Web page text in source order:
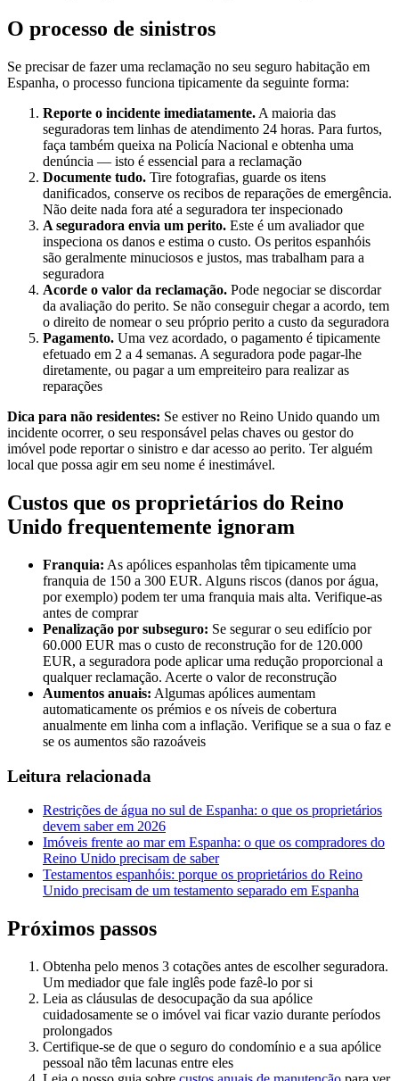
O processo de sinistros
Se precisar de fazer uma reclamação no seu seguro habitação em
Espanha, o processo funciona tipicamente da seguinte forma:
Reporte o incidente imediatamente. A maioria das
seguradoras tem linhas de atendimento 24 horas. Para furtos,
faça também queixa na Policía Nacional e obtenha uma
denúncia — isto é essencial para a reclamação
Documente tudo. Tire fotografias, guarde os itens
danificados, conserve os recibos de reparações de emergência.
Não deite nada fora até a seguradora ter inspecionado
A seguradora envia um perito. Este é um avaliador que
inspeciona os danos e estima o custo. Os peritos espanhóis
são geralmente minuciosos e justos, mas trabalham para a
seguradora
Acorde o valor da reclamação. Pode negociar se discordar
da avaliação do perito. Se não conseguir chegar a acordo, tem
o direito de nomear o seu próprio perito a custo da seguradora
Pagamento. Uma vez acordado, o pagamento é tipicamente
efetuado em 2 a 4 semanas. A seguradora pode pagar-lhe
diretamente, ou pagar a um empreiteiro para realizar as
reparações
Dica para não residentes: Se estiver no Reino Unido quando um
incidente ocorrer, o seu responsável pelas chaves ou gestor do
imóvel pode reportar o sinistro e dar acesso ao perito. Ter alguém
local que possa agir em seu nome é inestimável.
Custos que os proprietários do Reino
Unido frequentemente ignoram
Franquia: As apólices espanholas têm tipicamente uma
franquia de 150 a 300 EUR. Alguns riscos (danos por água,
por exemplo) podem ter uma franquia mais alta. Verifique-as
antes de comprar
Penalização por subseguro: Se segurar o seu edifício por
60.000 EUR mas o custo de reconstrução for de 120.000
EUR, a seguradora pode aplicar uma redução proporcional a
qualquer reclamação. Acerte o valor de reconstrução
Aumentos anuais: Algumas apólices aumentam
automaticamente os prémios e os níveis de cobertura
anualmente em linha com a inflação. Verifique se a sua o faz e
se os aumentos são razoáveis
Leitura relacionada
Restrições de água no sul de Espanha: o que os proprietários
devem saber em 2026
Imóveis frente ao mar em Espanha: o que os compradores do
Reino Unido precisam de saber
Testamentos espanhóis: porque os proprietários do Reino
Unido precisam de um testamento separado em Espanha
Próximos passos
Obtenha pelo menos 3 cotações antes de escolher seguradora.
Um mediador que fale inglês pode fazê-lo por si
Leia as cláusulas de desocupação da sua apólice
cuidadosamente se o imóvel vai ficar vazio durante períodos
prolongados
Certifique-se de que o seguro do condomínio e a sua apólice
pessoal não têm lacunas entre eles